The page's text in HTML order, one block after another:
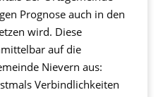
Prognose auch in den
wird. Diese
auf die
Nievern aus:
Verbindlichkeiten